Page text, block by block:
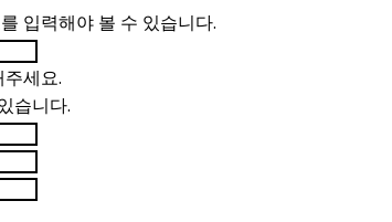
입력해야 볼 수 있습니다.
세요.
습니다.